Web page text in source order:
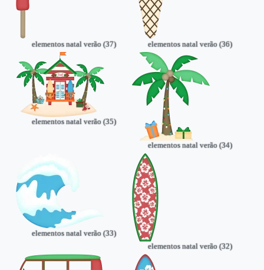
elementos natal verão (37) elementos natal verão (36)
elementos natal verão (35)
elementos natal verão (34)
elementos natal verão (33)
elementos natal verão (32)